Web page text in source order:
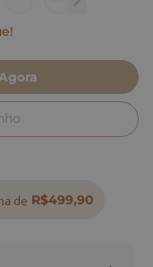
de R$499,90